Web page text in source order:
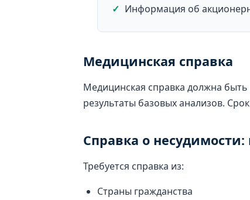
Информация об
Медицинская справка
Медицинская справка должна
результаты базовых анализов.
Справка о
Требуется справка из:
Страны гражданства